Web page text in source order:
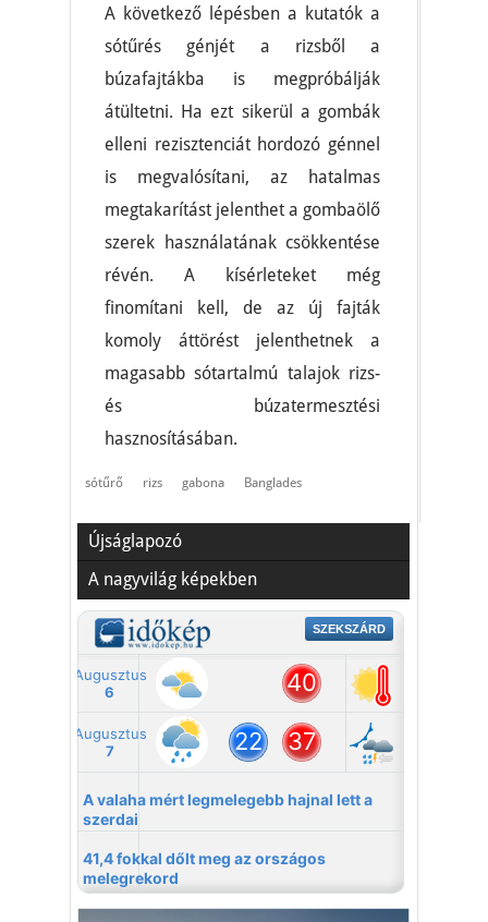
A következő lépésben a kutatók a
sótűrés génjét a rizsből a
búzafajtákba is megpróbálják
átültetni. Ha ezt sikerül a gombák
elleni rezisztenciát hordozó génnel
is megvalósítani, az hatalmas
megtakarítást jelenthet a gombaölő
szerek használatának csökkentése
révén. A kísérleteket még
finomítani kell, de az új fajták
komoly áttörést jelenthetnek a
magasabb sótartalmú talajok rizs-
és búzatermesztési
hasznosításában.
sótűrő rizs gabona Banglades
Újságlapozó
A nagyvilág képekben